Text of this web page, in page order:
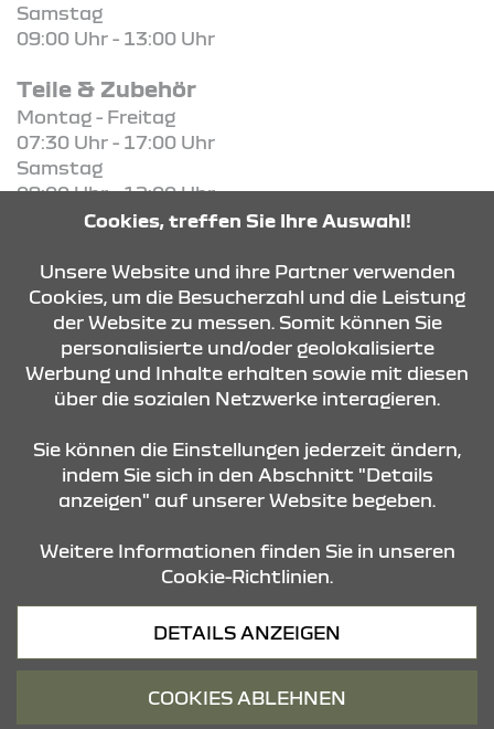
Samstag
09:00 Uhr - 13:00 Uhr
Teile & Zubehör
Montag - Freitag
07:30 Uhr - 17:00 Uhr
Samstag
09:00 Uhr - 12:00 Uhr
KONTAKT & ANFAHRT
ÖFFNUNGSZEITEN
STANDORTE
Datenschutz
Cookies, treffen Sie Ihre Auswahl!
Unsere Website und ihre Partner verwenden
Cookies, um die Besucherzahl und die Leistung
der Website zu messen. Somit können Sie
personalisierte und/oder geolokalisierte
Werbung und Inhalte erhalten sowie mit diesen
über die sozialen Netzwerke interagieren.
Sie können die Einstellungen jederzeit ändern,
indem Sie sich in den Abschnitt "Details
anzeigen" auf unserer Website begeben.
Weitere Informationen finden Sie in unseren
Cookie-Richtlinien.
DETAILS ANZEIGEN
COOKIES ABLEHNEN